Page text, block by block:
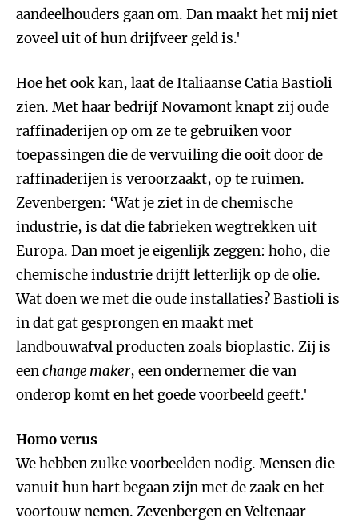
aandeelhouders gaan om. Dan maakt het mij niet
zoveel uit of hun drijfveer geld is.'
Hoe het ook kan, laat de Italiaanse Catia Bastioli
zien. Met haar bedrijf Novamont knapt zij oude
raffinaderijen op om ze te gebruiken voor
toepassingen die de vervuiling die ooit door de
raffinaderijen is veroorzaakt, op te ruimen.
Zevenbergen: ‘Wat je ziet in de chemische
industrie, is dat die fabrieken wegtrekken uit
Europa. Dan moet je eigenlijk zeggen: hoho, die
chemische industrie drijft letterlijk op de olie.
Wat doen we met die oude installaties? Bastioli is
in dat gat gesprongen en maakt met
landbouwafval producten zoals bioplastic. Zij is
eenchange maker, een ondernemer die van
onderop komt en het goede voorbeeld geeft.'
Homo verus
We hebben zulke voorbeelden nodig. Mensen die
vanuit hun hart begaan zijn met de zaak en het
voortouw nemen. Zevenbergen en Veltenaar